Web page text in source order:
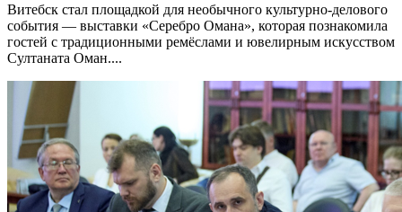
Витебск стал площадкой для необычного культурно-делового
события — выставки «Серебро Омана», которая познакомила
гостей с традиционными ремёслами и ювелирным искусством
Султаната Оман....